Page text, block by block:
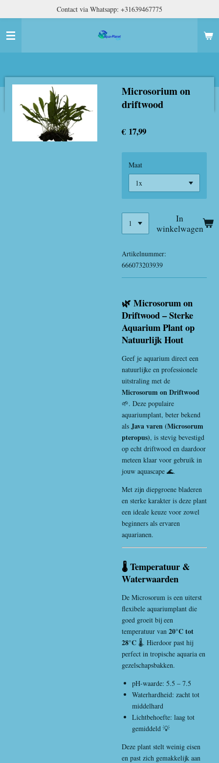
naar
hoofdinhoud
Contact via Whatsapp: +31639467775
Microsorium on
driftwood
€ 17,99
Maat
In
winkelwagen
Artikelnummer:
666073203939
🌿 Microsorum on
Driftwood – Sterke
Aquarium Plant op
Natuurlijk Hout
Geef je aquarium direct een
natuurlijke en professionele
uitstraling met de
Microsorum on Driftwood
🌱. Deze populaire
aquariumplant, beter bekend
als Java varen (Microsorum
pteropus), is stevig bevestigd
op echt driftwood en daardoor
meteen klaar voor gebruik in
jouw aquascape 🌊.
Met zijn diepgroene bladeren
en sterke karakter is deze plant
een ideale keuze voor zowel
beginners als ervaren
aquarianen.
🌡️ Temperatuur &
Waterwaarden
De Microsorum is een uiterst
flexibele aquariumplant die
goed groeit bij een
temperatuur van 20°C tot
28°C 🌡️. Hierdoor past hij
perfect in tropische aquaria en
gezelschapsbakken.
pH-waarde: 5.5 – 7.5
Waterhardheid: zacht tot
middelhard
Lichtbehoefte: laag tot
gemiddeld 💡
Deze plant stelt weinig eisen
en past zich gemakkelijk aan